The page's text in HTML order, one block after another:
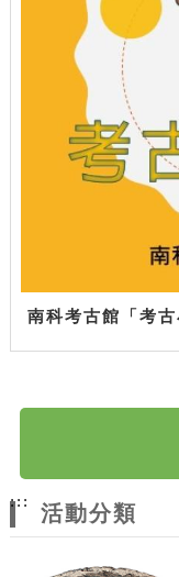
南科考古館「考
:::
活動分類